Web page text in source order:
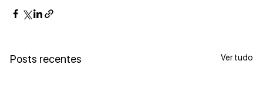
Posts recentes Ver tudo